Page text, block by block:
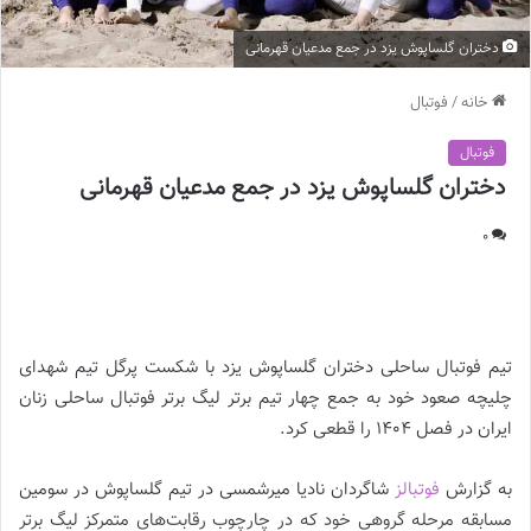
دختران گلساپوش یزد در جمع مدعیان قهرمانی
خانه/ فوتبال
فوتبال
دختران گلساپوش یزد در جمع مدعیان قهرمانی
0
تیم فوتبال ساحلی دختران گلساپوش یزد با شکست پرگل تیم شهدای
چلیچه صعود خود به جمع چهار تیم برتر لیگ برتر فوتبال ساحلی زنان
ایران در فصل ۱۴۰۴ را قطعی کرد.
به گزارش فوتبالز شاگردان نادیا میرشمسی در تیم گلساپوش در سومین
مسابقه مرحله گروهی خود که در چارچوب رقابت‌های متمرکز لیگ برتر